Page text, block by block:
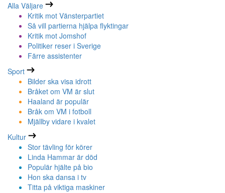
Alla Väljare
Kritik mot Vänsterpartiet
Så vill partierna hjälpa flyktingar
Kritik mot Jomshof
Politiker reser i Sverige
Färre assistenter
Sport
Bilder ska visa idrott
Bråket om VM är slut
Haaland är populär
Bråk om VM i fotboll
Mjällby vidare i kvalet
Kultur
Stor tävling för körer
Linda Hammar är död
Populär hjälte på bio
Hon ska dansa i tv
Titta på viktiga maskiner